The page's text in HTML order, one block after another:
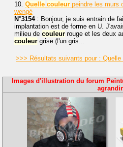
10. Quelle couleur peindre les murs
wengé
N°3154: Bonjour, je suis entrain de
implantation est de forme en U.
milieu de couleur rouge et les deux
couleur grise (l'un gris...
>>> Résultats suivants pour :
Images d'illustration du forum